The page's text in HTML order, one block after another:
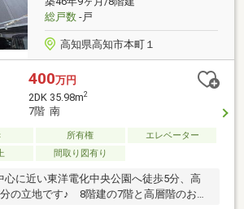
総戸数-戸
高知県高知市本町１
400万円
2DK 35.98m2
7階 南
所有権
エレベーター
間取り図有り
心に近い東洋電化中央公園へ徒歩5分、高
の立地です♪ 8階建の7階と高層階のお部